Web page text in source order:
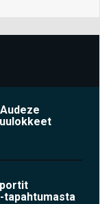
tapahtumasta